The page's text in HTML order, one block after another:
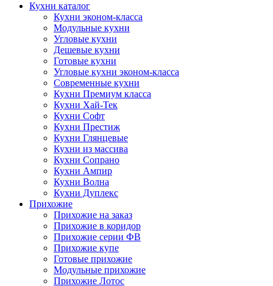
Кухни каталог
Кухни эконом-класса
Модульные кухни
Угловые кухни
Дешевые кухни
Готовые кухни
Угловые кухни эконом-класса
Современные кухни
Кухни Премиум класса
Кухни Хай-Тек
Кухни Софт
Кухни Престиж
Кухни Глянцевые
Кухни из массива
Кухни Сопрано
Кухни Ампир
Кухни Волна
Кухни Дуплекс
Прихожие
Прихожие на заказ
Прихожие в коридор
Прихожие серии ФВ
Прихожие купе
Готовые прихожие
Модульные прихожие
Прихожие Лотос